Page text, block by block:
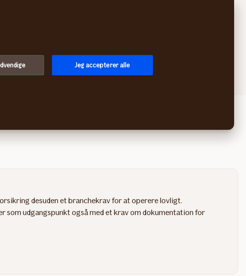
desuden et branchekrav for at operere lovligt.
som udgangspunkt også med et krav om dokumentation for
Jeg accepterer alle